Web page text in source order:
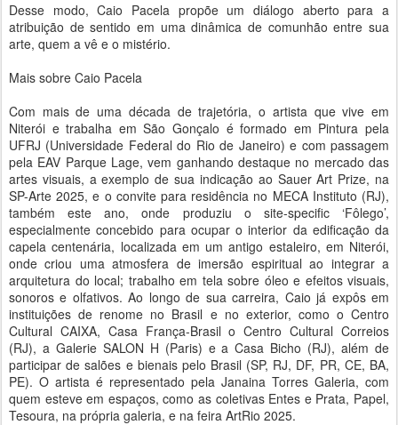
Desse modo, Caio Pacela propõe um diálogo aberto para a
atribuição de sentido em uma dinâmica de comunhão entre sua
arte, quem a vê e o mistério.
Mais sobre Caio Pacela
Com mais de uma década de trajetória, o artista que vive em
Niterói e trabalha em São Gonçalo é formado em Pintura pela
UFRJ (Universidade Federal do Rio de Janeiro) e com passagem
pela EAV Parque Lage, vem ganhando destaque no mercado das
artes visuais, a exemplo de sua indicação ao Sauer Art Prize, na
SP-Arte 2025, e o convite para residência no MECA Instituto (RJ),
também este ano, onde produziu o site-specific ‘Fôlego’,
especialmente concebido para ocupar o interior da edificação da
capela centenária, localizada em um antigo estaleiro, em Niterói,
onde criou uma atmosfera de imersão espiritual ao integrar a
arquitetura do local; trabalho em tela sobre óleo e efeitos visuais,
sonoros e olfativos. Ao longo de sua carreira, Caio já expôs em
instituições de renome no Brasil e no exterior, como o Centro
Cultural CAIXA, Casa França-Brasil o Centro Cultural Correios
(RJ), a Galerie SALON H (Paris) e a Casa Bicho (RJ), além de
participar de salões e bienais pelo Brasil (SP, RJ, DF, PR, CE, BA,
PE). O artista é representado pela Janaina Torres Galeria, com
quem esteve em espaços, como as coletivas Entes e Prata, Papel,
Tesoura, na própria galeria, e na feira ArtRio 2025.